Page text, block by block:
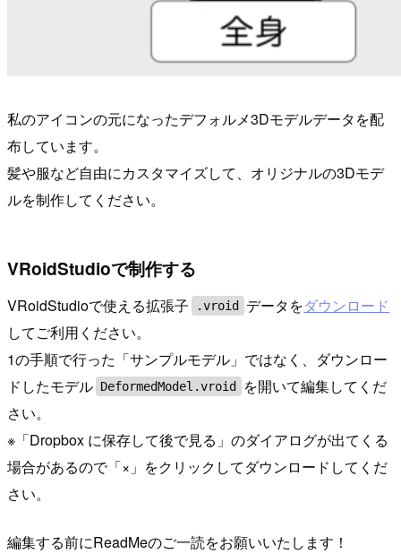
私のアイコンの元になったデフォルメ3Dモデルデータを配
布しています。
髪や服など自由にカスタマイズして、オリジナルの3Dモデ
ルを制作してください。
VRoidStudioで制作する
VRoidStudioで使える拡張子 .vroid データをダウンロード
してご利用ください。
1の手順で行った「サンプルモデル」ではなく、ダウンロー
ドしたモデル DeformedModel.vroid
を開いて編集してくだ
さい。
※「Dropbox に保存して後で見る」のダイアログが出てくる
場合があるので「×」をクリックしてダウンロードしてくだ
さい。
編集する前にReadMeのご一読をお願いいたします！